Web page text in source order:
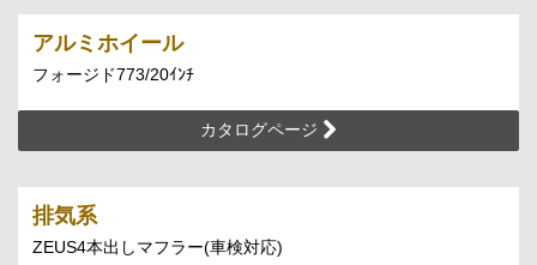
アルミホイール
フォージド773/20ｲﾝﾁ
カタログページ
排気系
ZEUS4本出しマフラー(車検対応)